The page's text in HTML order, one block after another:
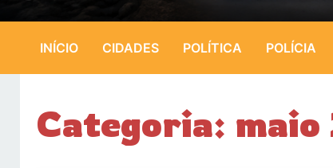
INÍCIO CIDADES POLÍTICA POLÍCIA
Categoria: